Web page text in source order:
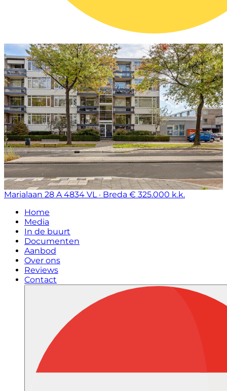
Marialaan 28 A 4834 VL · Breda € 325.000 k.k.
Home
Media
In de buurt
Documenten
Aanbod
Over ons
Reviews
Contact